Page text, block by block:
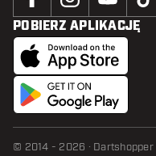
POBIERZ APLIKACJĘ
© 2014 - 2026 · Dartshopper